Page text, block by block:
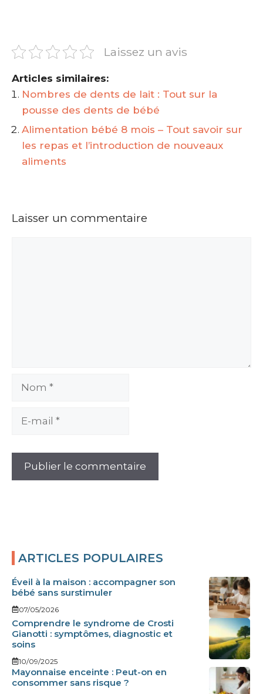
Laissez un avis
Articles similaires:
Nombres de dents de lait : Tout sur la
pousse des dents de bébé
Alimentation bébé 8 mois – Tout savoir sur
les repas et l’introduction de nouveaux
aliments
Laisser un commentaire
ARTICLES POPULAIRES
Éveil à la maison : accompagner son
bébé sans surstimuler
07/05/2026
Comprendre le syndrome de Crosti
Gianotti : symptômes, diagnostic et
soins
10/09/2025
Mayonnaise enceinte : Peut-on en
consommer sans risque ?